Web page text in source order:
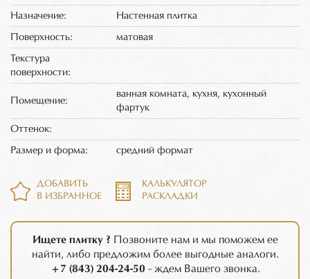
Назначение: Настенная плитка
Поверхность: матовая
Текстура
поверхности:
Помещение:
ванная комната, кухня, кухонный
фартук
Оттенок:
Размер и форма: средний формат
ДОБАВИТЬ
В ИЗБРАННОЕ
КАЛЬКУЛЯТОР
РАСКЛАДКИ
Ищете плитку ? Позвоните нам и мы поможем ее
найти, либо предложим более выгодные аналоги.
+7 (843) 204-24-50 - ждем Вашего звонка.